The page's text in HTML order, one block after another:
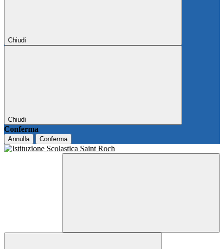
Chiudi
Chiudi
Conferma
Annulla Conferma